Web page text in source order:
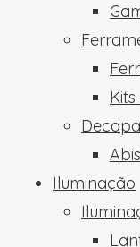
Iluminação